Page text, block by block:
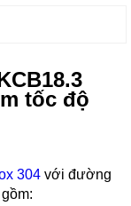
tốc độ
304 với đường